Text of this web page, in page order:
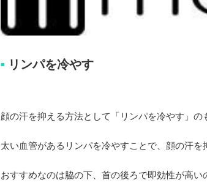
■ リンパを冷やす
顔の汗を抑える方法として「リンパを冷やす」の
太い血管があるリンパを冷やすことで、顔の汗を
おすすめなのは脇の下、首の後ろで即効性が高い